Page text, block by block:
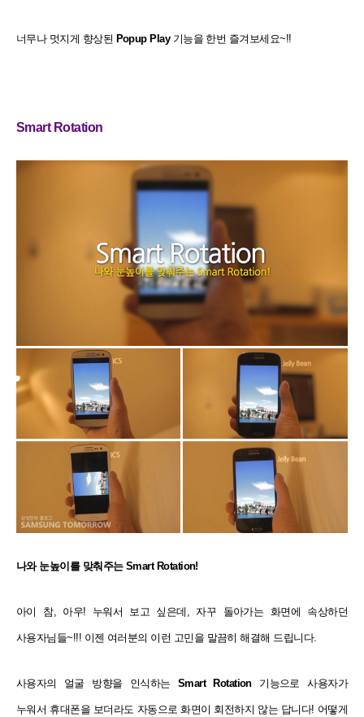
너무나 멋지게 향상된 Popup Play기능을 한번 즐겨보세요~!!
Smart Rotation
나와 눈높이를 맞춰주는 Smart Rotation!
아이 참, 아우! 누워서 보고 싶은데, 자꾸 돌아가는 화면에 속상하던
사용자님들~!!! 이젠 여러분의 이런 고민을 말끔히 해결해 드립니다.
사용자의 얼굴 방향을 인식하는 Smart Rotation기능으로 사용자가
누워서 휴대폰을 보더라도 자동으로 화면이 회전하지 않는 답니다! 어떻게